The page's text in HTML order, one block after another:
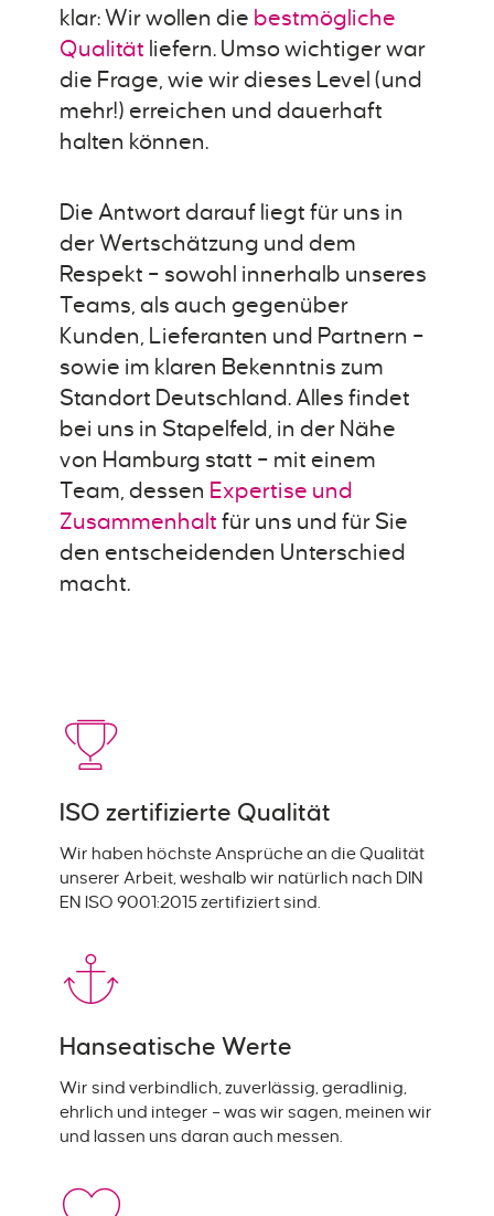
klar: Wir wollen die bestmögliche
Qualität liefern. Umso wichtiger war
die Frage, wie wir dieses Level (und
mehr!) erreichen und dauerhaft
halten können.
Die Antwort darauf liegt für uns in
der Wertschätzung und dem
Respekt – sowohl innerhalb unseres
Teams, als auch gegenüber
Kunden, Lieferanten und Partnern –
sowie im klaren Bekenntnis zum
Standort Deutschland. Alles findet
bei uns in Stapelfeld, in der Nähe
von Hamburg statt – mit einem
Team, dessen Expertise und
Zusammenhalt für uns und für Sie
den entscheidenden Unterschied
macht.
ISO zertifizierte Qualität
Wir haben höchste Ansprüche an die Qualität
unserer Arbeit, weshalb wir natürlich nach DIN
EN ISO 9001:2015 zertifiziert sind.
Hanseatische Werte
Wir sind verbindlich, zuverlässig, geradlinig,
ehrlich und integer – was wir sagen, meinen wir
und lassen uns daran auch messen.